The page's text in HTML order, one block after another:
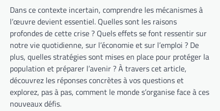
Dans ce contexte incertain, comprendre les mécanismes à
l’œuvre devient essentiel. Quelles sont les raisons
profondes de cette crise ? Quels effets se font ressentir sur
notre vie quotidienne, sur l’économie et sur l’emploi ? De
plus, quelles stratégies sont mises en place pour protéger la
population et préparer l’avenir ? À travers cet article,
découvrez les réponses concrètes à vos questions et
explorez, pas à pas, comment le monde s’organise face à ces
nouveaux défis.